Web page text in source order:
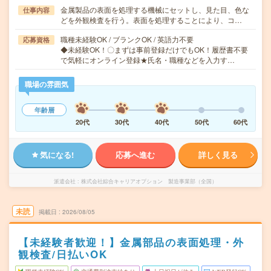
仕事内容
金属製品の表面を処理する機械にセットし、見た目、色な
どを外観検査を行う。表面を処理することにより、コ…
応募資格
職種未経験OK / ブランクOK / 英語力不要
◆未経験OK！〇まずは事前登録だけでもOK！履歴書不要
で気軽にオンライン登録★氏名・職種などを入力す…
職場の雰囲気
年齢層
20代
30代 40代 50代 60代
気になる! 応募へ進む 詳しく見る
派遣会社 株式会社綜合キャリアオプション 製造事業部（全国）
未読 掲載日 2026/08/05
【未経験者歓迎！】金属部品の表面処理・外
観検査/日払いOK